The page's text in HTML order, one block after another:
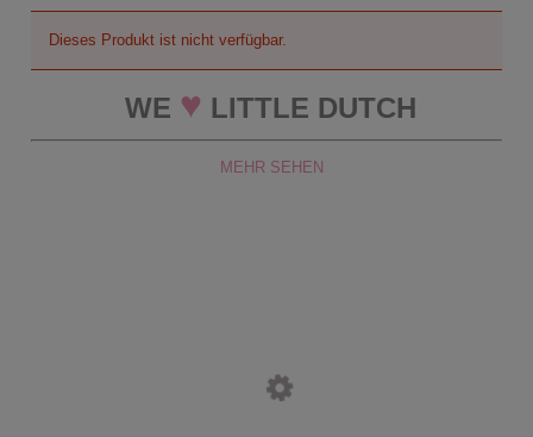
Dieses Produkt ist nicht verfügbar.
WE ♥ LITTLE DUTCH
MEHR SEHEN